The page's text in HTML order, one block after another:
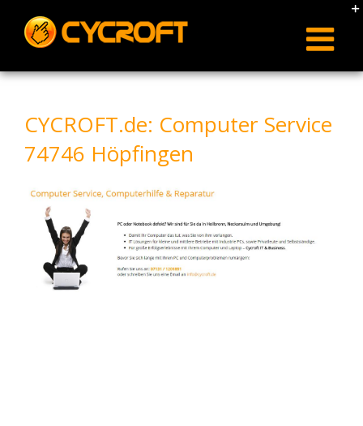
content
CYCROFT.de: Computer Service
74746 Höpfingen